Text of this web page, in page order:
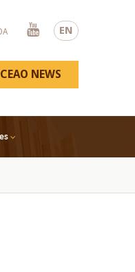
EN
Youtube
NEWS